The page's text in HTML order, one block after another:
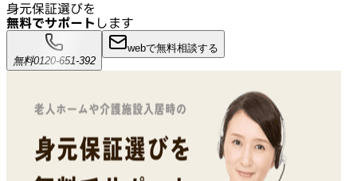
身元保証選びを
無料でサポート します
無料0120-651-392
webで無料相談する